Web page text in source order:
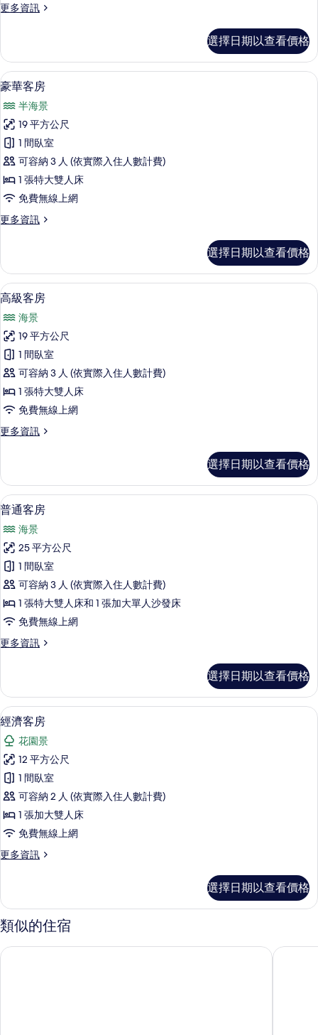
有
片
更多資訊
更
客
房
的
情
選擇日期以查看價格
顯
豪
華
客
房
的
有
片
豪華客房 | 高級寢具、迷你吧、客房內
4
豪華客房
半海景
19 平方公尺
1 間臥室
可容納 3 人 (依實際入住人數計費)
1 張特大雙人床
免費無線上網
更多資訊
更
客
房
的
情
選擇日期以查看價格
顯
高
級
客
房
的
有
片
高級客房 | 高級寢具、迷你吧、客房內
11
高級客房
海景
19 平方公尺
1 間臥室
可容納 3 人 (依實際入住人數計費)
1 張特大雙人床
免費無線上網
更多資訊
更
客
房
的
詳
情
選擇日期以查看價格
顯
示
普
通
客
房
的
有
片
普通客房 | 高級寢具、迷你吧、客房內
8
普通客房
海景
25 平方公尺
1 間臥室
可容納 3 人 (依實際入住人數計費)
1 張特大雙人床和 1 張加大單人沙發床
免費無線上網
更多資訊
更
客
房
的
詳
情
選擇日期以查看價格
顯
示
經
濟
客
房
的
有
片
經濟客房 | 高級寢具、迷你吧、客房內
5
經濟客房
花園景
12 平方公尺
1 間臥室
可容納 2 人 (依實際入住人數計費)
1 張加大雙人床
免費無線上網
更多資訊
更
客
房
的
情
選擇日期以查看價格
類似的住宿
伊利西安機場飯店及餐廳 伊斯坦